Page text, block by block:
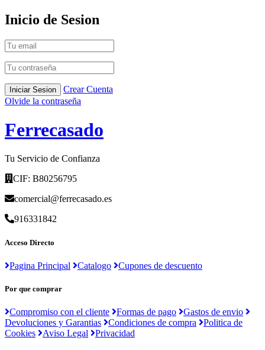
Inicio de Sesion
Iniciar Sesion
Crear Cuenta
Olvide la contraseña
Ferrecasado
Tu Servicio de Confianza
CIF: B80256795
comercial@ferrecasado.es
916331842
Acceso Directo
Pagina Principal Catalogo Cupones de descuento
Por que comprar
Compromiso con el cliente Formas de pago
Gastos de envio
Devoluciones y Garantias
Condiciones de compra
Politica de
Cookies
Aviso Legal Privacidad